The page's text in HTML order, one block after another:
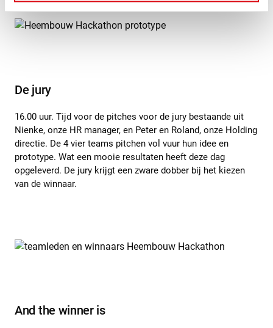
De jury
16.00 uur. Tijd voor de pitches voor de jury bestaande uit
Nienke, onze HR manager, en Peter en Roland, onze Holding
directie. De 4 vier teams pitchen vol vuur hun idee en
prototype. Wat een mooie resultaten heeft deze dag
opgeleverd. De jury krijgt een zware dobber bij het kiezen
van de winnaar.
And the winner is